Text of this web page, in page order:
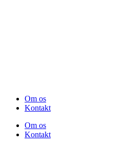
Om os
Kontakt
Om os
Kontakt